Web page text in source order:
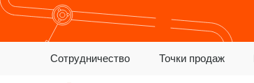
Сотрудничество Точки продаж